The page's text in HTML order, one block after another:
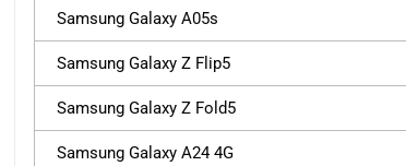
Samsung Galaxy A05s
Samsung Galaxy Z Flip5
Samsung Galaxy Z Fold5
Samsung Galaxy A24 4G